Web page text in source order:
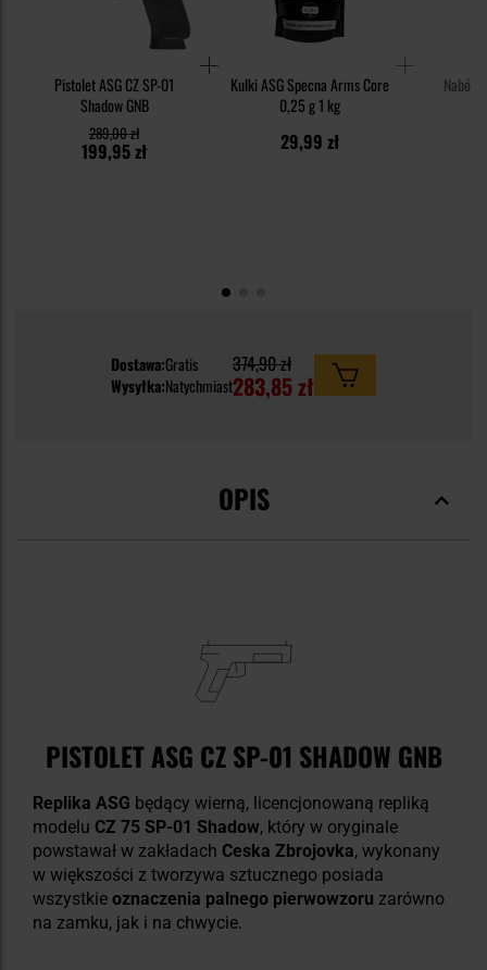
Pistolet ASG CZ SP-01
Shadow GNB
199,95 zł
289,00 zł
Kulki ASG Specna Arms Core
0,25 g 1 kg
29,99 zł
Nabój
Dostawa:Gratis
Wysyłka:Natychmiast
374,90 zł
283,85 zł
OPIS
PISTOLET ASG CZ SP-01 SHADOW GNB
Replika ASG będący wierną, licencjonowaną repliką
modelu CZ 75 SP-01 Shadow, który w oryginale
powstawał w zakładach Ceska Zbrojovka, wykonany
w większości z tworzywa sztucznego posiada
wszystkie oznaczenia palnego pierwowzoru zarówno
na zamku, jak i na chwycie.